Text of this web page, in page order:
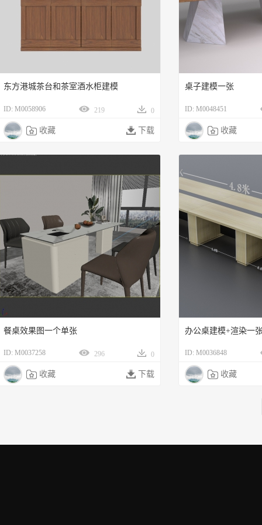
东方港城茶台和茶室酒水柜建模
ID: M0058906 219 0
 收藏  下载
桌子建模一张
ID: M0048451
 收藏
餐桌效果图一个单张
ID: M0037258 296 0
 收藏  下载
办公桌建模+渲染一
ID: M0036848
 收藏